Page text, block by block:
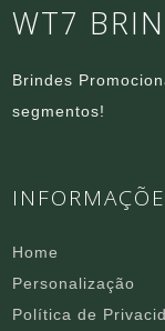
WT7
Brindes
segmentos!
Home
Personalização
Política de